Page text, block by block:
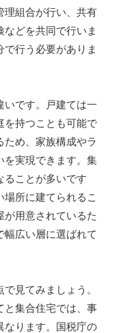
理組合が行い、共有
どを共同で行いま
行う必要がありま
いです。戸建ては一
を持つことも可能で
ため、家族構成やラ
を実現できます。集
ることが多いです
所に建てられるこ
が用意されているた
幅広い層に選ばれて
で見てみましょう。
と集合住宅では、事
なります。国税庁の